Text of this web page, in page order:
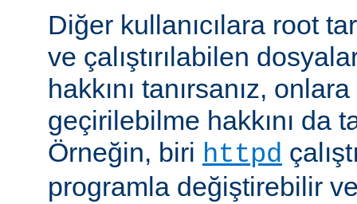
Diğer kullanıcılara root
ve çalıştırılabilen
hakkını tanırsanız,
geçirilebilme hakkını da
Örneğin, biri httpd
programla değiştirebilir